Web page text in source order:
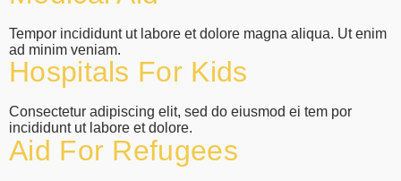
Tempor incididunt ut labore et dolore magna aliqua. Ut enim
ad minim veniam.
Hospitals For Kids
Consectetur adipiscing elit, sed do eiusmod ei tem por
incididunt ut labore et dolore.
Aid For Refugees